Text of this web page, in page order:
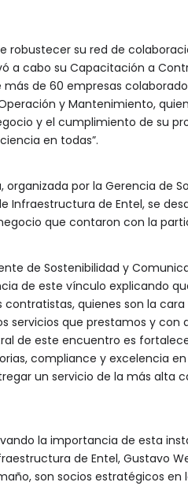
robustecer su red de
a cabo su Capacitación a
de 60 empresas
y Mantenimiento,
y el cumplimiento de su
en todas”.
organizada por la Gerencia de
Infraestructura de Entel, se
que contaron con la
de Sostenibilidad y
de este vínculo explicando
contratistas, quienes son la
servicios que prestamos y
de este encuentro es
compliance y excelencia
un servicio de la más alta
la importancia de esta
de Entel, Gustavo
son socios estratégicos